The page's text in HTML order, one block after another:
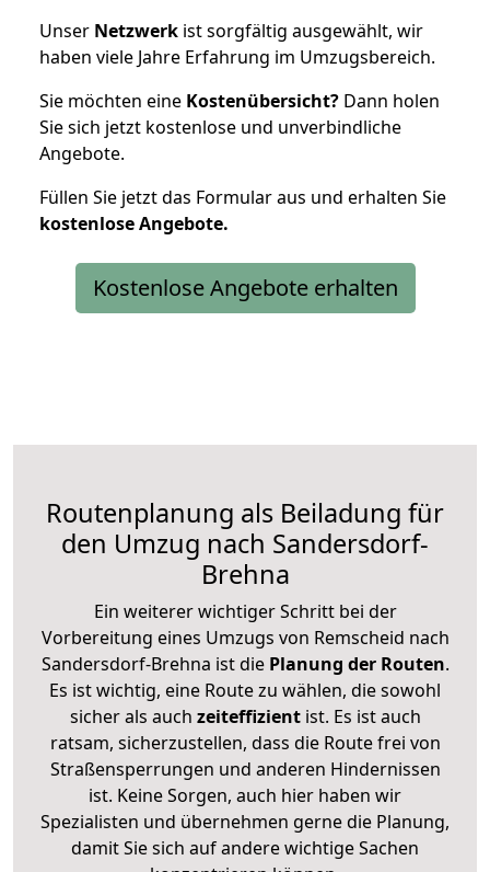
Unser Netzwerk ist sorgfältig ausgewählt, wir
haben viele Jahre Erfahrung im Umzugsbereich.
Sie möchten eine Kostenübersicht? Dann holen
Sie sich jetzt kostenlose und unverbindliche
Angebote.
Füllen Sie jetzt das Formular aus und erhalten Sie
kostenloseAngebote.
Kostenlose Angebote erhalten
Routenplanung als Beiladung für
den Umzug nach Sandersdorf-
Brehna
Ein weiterer wichtiger Schritt bei der
Vorbereitung eines Umzugs von Remscheid nach
Sandersdorf-Brehna ist diePlanung der Routen.
Es ist wichtig, eine Route zu wählen, die sowohl
sicher als auch zeiteffizientist. Es ist auch
ratsam, sicherzustellen, dass die Route frei von
Straßensperrungen und anderen Hindernissen
ist. Keine Sorgen, auch hier haben wir
Spezialisten und übernehmen gerne die Planung,
damit Sie sich auf andere wichtige Sachen